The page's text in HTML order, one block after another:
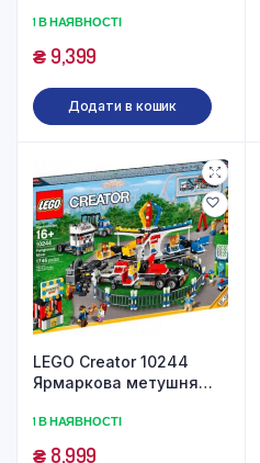
1 В НАЯВНОСТІ
₴9,399
Додати в кошик
LEGO Creator 10244
Ярмаркова метушня
1 В НАЯВНОСТІ
₴8,999